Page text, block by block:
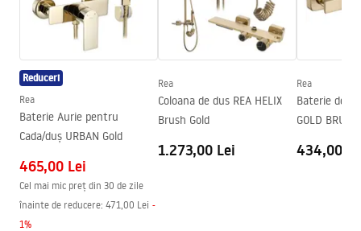
Grosime sticla
6 mm
Inaltime usa de cabina
195
Material profile
Aluminiu
Material suporturi
Acoperire Easy Clean
Da
Finisarea profiilor
Garnituri incluse in set
Se poate monta fara cadita
Garantie
Reduceri
Rea
Baterie Aurie pentru
Cada/duș URBAN Gold
465,00 Lei
Cel mai mic preț din 30 de zile
înainte de reducere: 471,00 Lei -
1%
Rea
Coloana de dus REA HELIX
Brush Gold
1.273,00 Lei
Rea
Baterie de
GOLD BRUSH
434,00